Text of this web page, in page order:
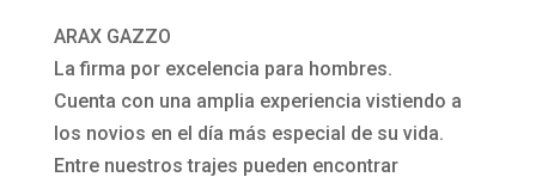
ceremonia
1120D410
Vigo
Green
de
ARAX GAZZO
La firma por excelencia para hombres.
Cuenta con una amplia experiencia vistiendo a
los novios en el día más especial de su vida.
Entre nuestros trajes pueden encontrar